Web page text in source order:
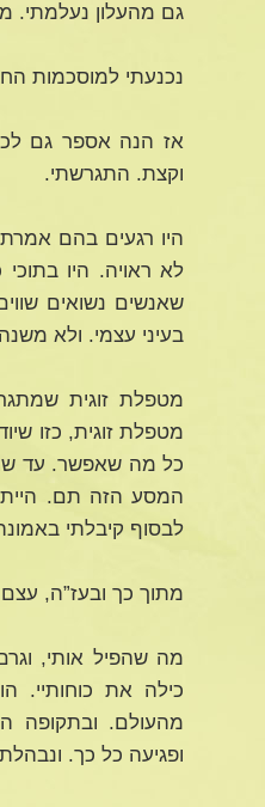
גם מהעלון נעלמתי.
נכנעתי למוסכמות
אז הנה אספר גם
וקצת. התגרשתי.
היו רגעים בהם
לא ראויה. היו
שאנשים נשואים
בעיני עצמי. ולא
מטפלת זוגית
מטפלת זוגית, כזו
כל מה שאפשר. עד
המסע הזה תם.
לבסוף קיבלתי
מתוך כך ובעז”ה, עצם
מה שהפיל אותי,
כילה את כוחותיי.
מהעולם. ובתקופה
ופגיעה כל כך.